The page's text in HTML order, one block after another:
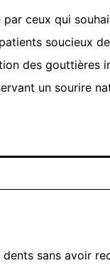
ceux qui
soucieux
des gouttières
un sourire
sans avoir